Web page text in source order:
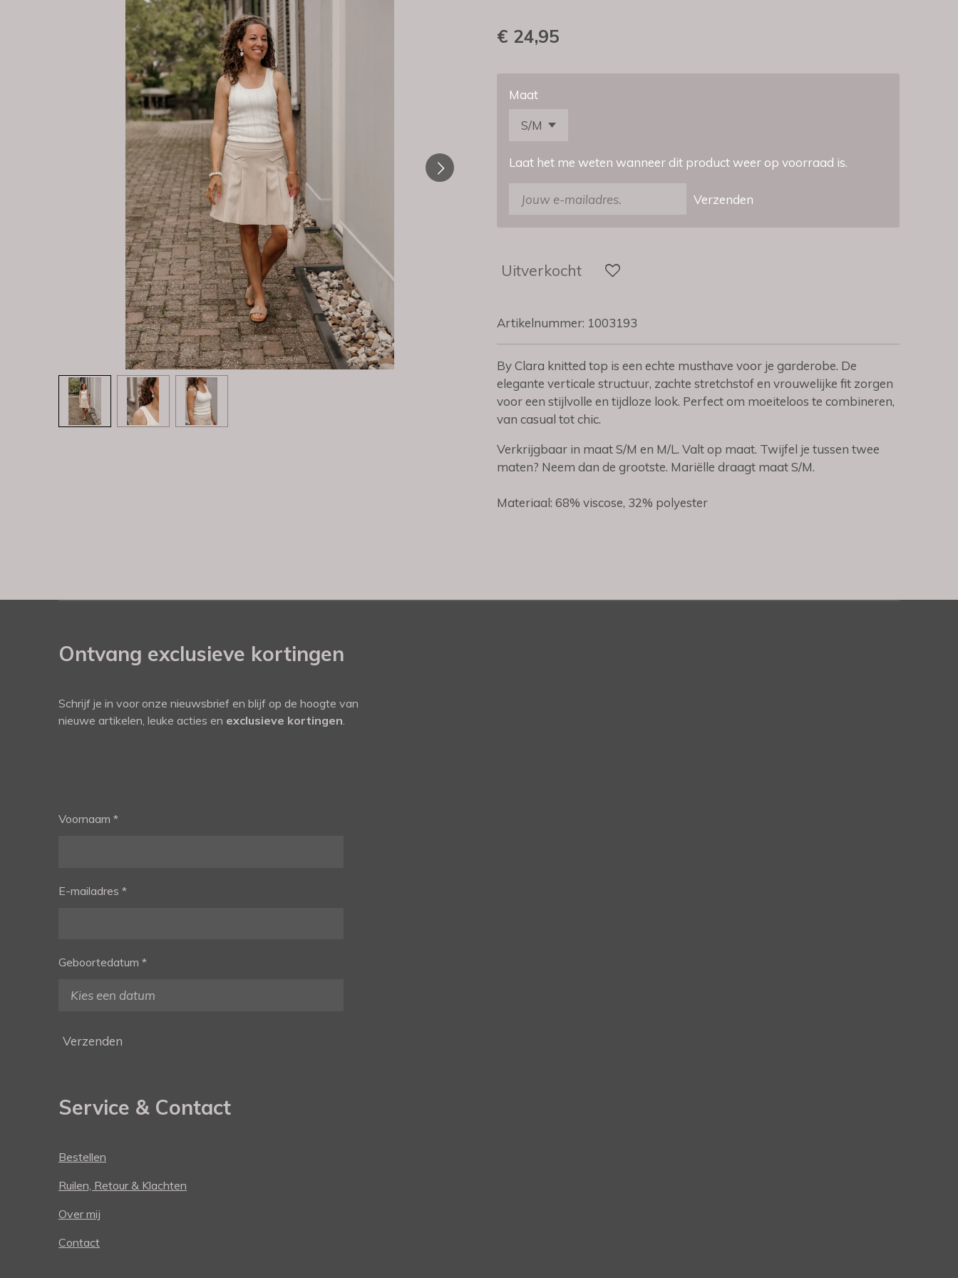
€ 24,95
Maat
Laat het me weten wanneer dit product weer op voorraad is.
Verzenden
Uitverkocht
Artikelnummer: 1003193
By Clara knitted top is een echte musthave voor je garderobe. De
elegante verticale structuur, zachte stretchstof en vrouwelijke fit zorgen
voor een stijlvolle en tijdloze look. Perfect om moeiteloos te combineren,
van casual tot chic.
Verkrijgbaar in maat S/M en M/L. Valt op maat. Twijfel je tussen twee
maten? Neem dan de grootste. Mariëlle draagt maat S/M.
Materiaal: 68% viscose, 32% polyester
Ontvang exclusieve kortingen
Schrijf je in voor onze nieuwsbrief en blijf op de hoogte van
nieuwe artikelen, leuke acties en exclusieve kortingen.
Voornaam *
E-mailadres *
Geboortedatum *
Verzenden
Service & Contact
Bestellen
Ruilen, Retour & Klachten
Over mij
Contact